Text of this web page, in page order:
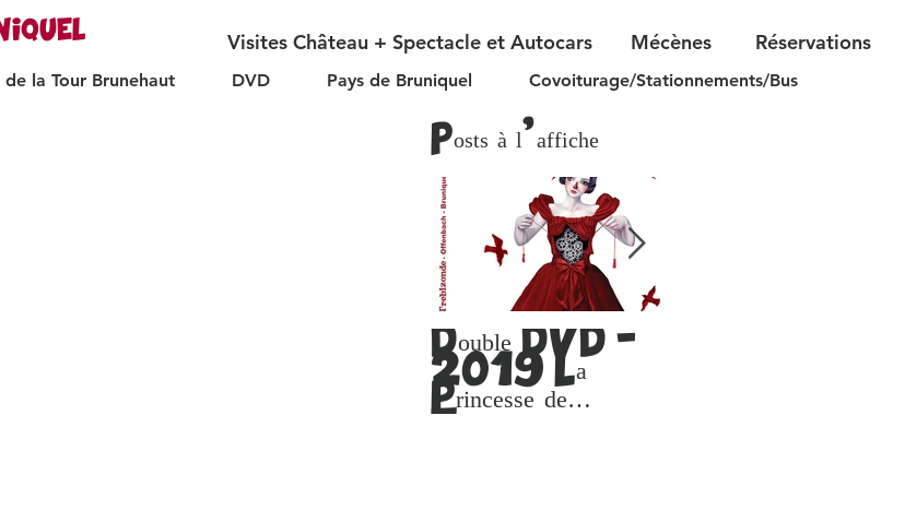
de la Tour Brunehaut DVD Pays de Bruniquel Covoiturage/Stationnements/Bus
Visites Château + Spectacle et Autocars Mécènes Réservations
Posts à l'affiche
Double DVD -
2019 La
Princesse de